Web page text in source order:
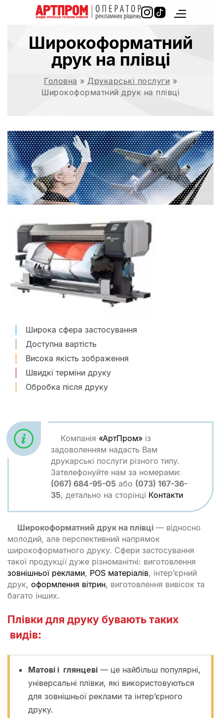
Широкоформатний
друк на плівці
Головна » Друкарські послуги »
Широкоформатний друк на плівці
Широка сфера застосування
Доступна вартість
Висока якість зображення
Швидкі терміни друку
Обробка після друку
Компанія «АртПром» із
задоволенням надасть Вам
друкарські послуги різного типу.
Зателефонуйте нам за номерами:
(067) 684-95-05 або (073) 167-36-
35, детально на сторінці Контакти
Широкоформатний друк на плівці — відносно
молодий, але перспективний напрямок
широкоформатного друку. Сфери застосування
такої продукції дуже різноманітні: виготовлення
зовнішньої реклами, POS матеріалів, інтер’єрний
друк, оформлення вітрин, виготовлення вивісок та
багато інших.
Плівки для друку бувають таких
видів:
Матові і глянцеві— це найбільш популярні,
універсальні плівки, які використовуються
для зовнішньої реклами та інтер’єрного
друку.